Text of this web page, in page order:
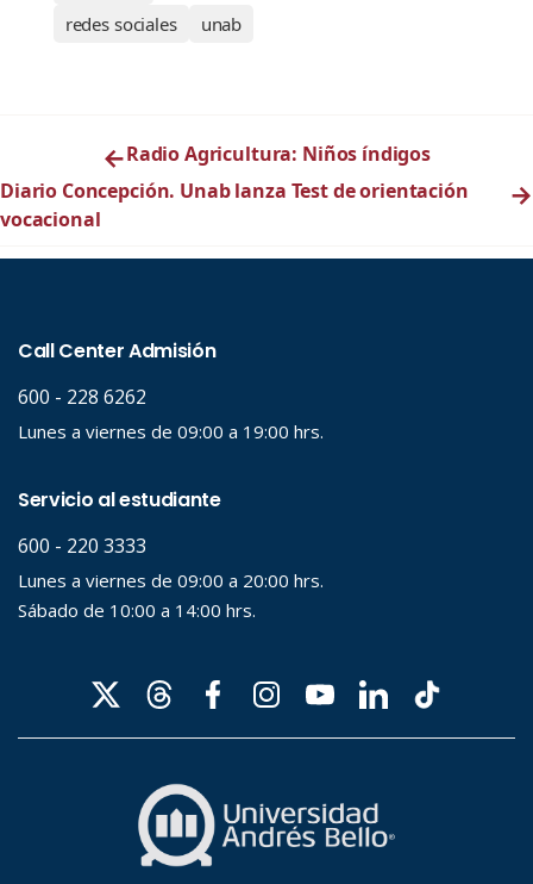
redes sociales
unab
←Radio Agricultura: Niños índigos
Diario Concepción. Unab lanza Test de orientación
vocacional
→